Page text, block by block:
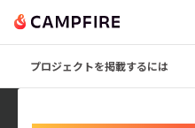
プロジェクトを掲載するには